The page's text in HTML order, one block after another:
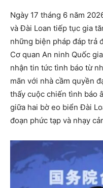
Ngày 17 tháng 6 năm
và Đài Loan tiếp tục gia
những biện pháp đáp trả
Cơ quan An ninh Quốc
nhận tin tức tình báo từ
mãn với nhà cầm quyền
thấy cuộc chiến tình báo
giữa hai bờ eo biển Đài
đoạn phức tạp và nhạy